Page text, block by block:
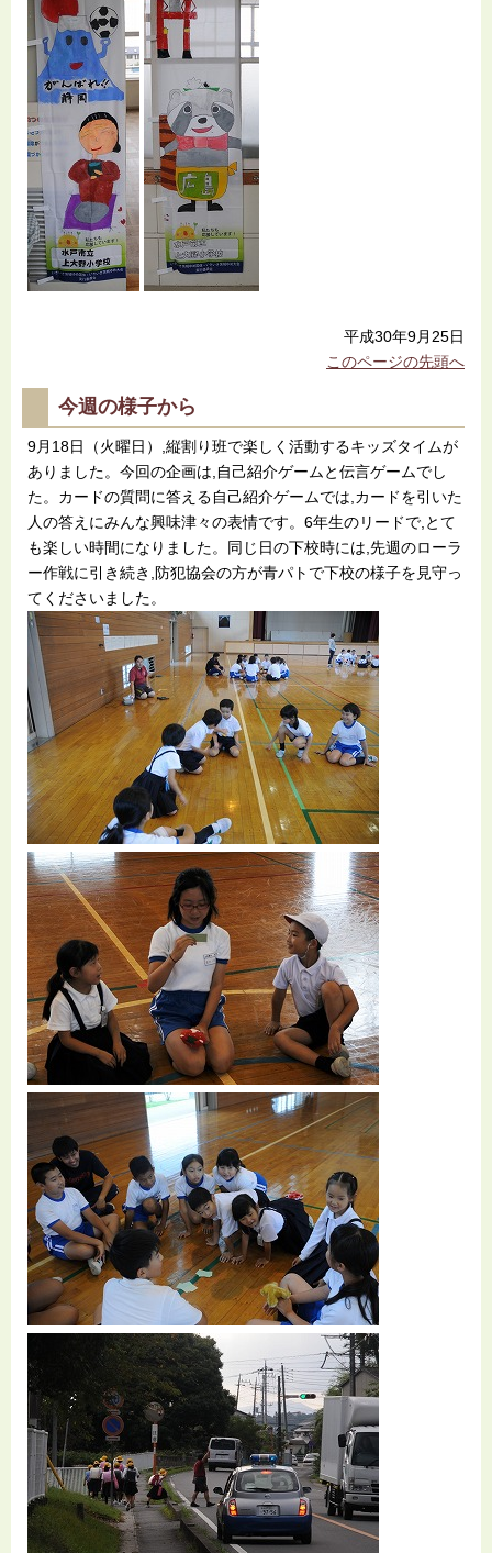
平成30年9月25日
このページの先頭へ
今週の様子から
9月18日（火曜日）,縦割り班で楽しく活動するキッズタイムが
ありました。今回の企画は,自己紹介ゲームと伝言ゲームでし
た。カードの質問に答える自己紹介ゲームでは,カードを引いた
人の答えにみんな興味津々の表情です。6年生のリードで,とて
も楽しい時間になりました。同じ日の下校時には,先週のローラ
ー作戦に引き続き,防犯協会の方が青パトで下校の様子を見守っ
てくださいました。